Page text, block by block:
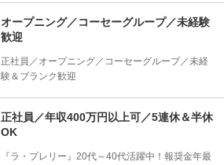
オープニング／コーセーグループ／未経験
歓迎
正社員／オープニング／コーセーグループ／未経
験＆ブランク歓迎
正社員／年収400万円以上可／5連休＆半休
OK
『ラ・プレリー』20代～40代活躍中！報奨金年最